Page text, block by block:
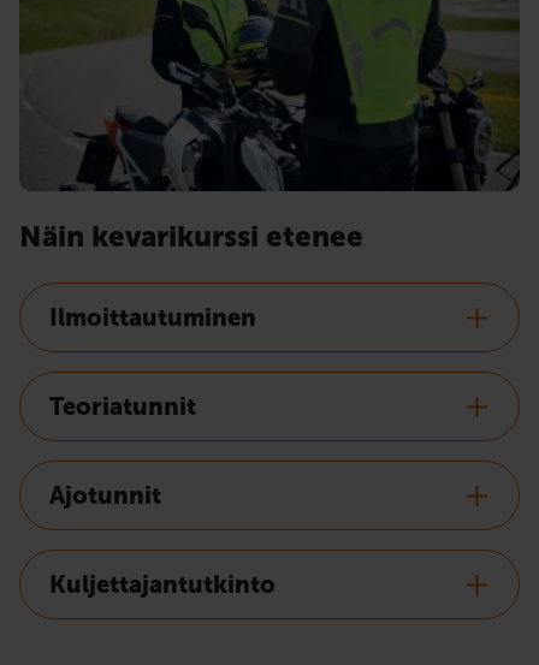
Näin kevarikurssi etenee
Ilmoittautuminen
Teoriatunnit
Ajotunnit
Kuljettajantutkinto